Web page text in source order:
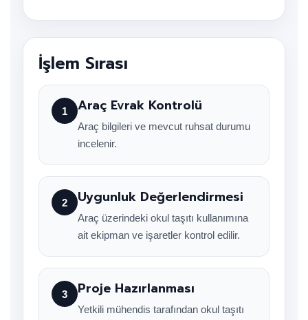
İşlem Sırası
1 Araç Evrak Kontrolü
Araç bilgileri ve mevcut ruhsat durumu
incelenir.
2 Uygunluk Değerlendirmesi
Araç üzerindeki okul taşıtı kullanımına
ait ekipman ve işaretler kontrol edilir.
3 Proje Hazırlanması
Yetkili mühendis tarafından okul taşıtı